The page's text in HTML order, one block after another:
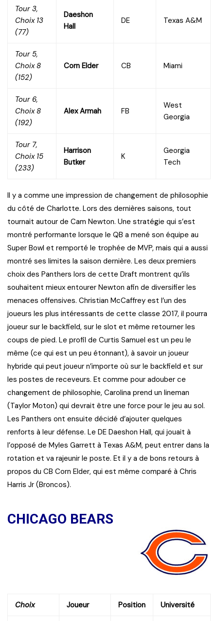
Tour 3,
Choix 13
(77)
Daeshon
Hall
DE Texas A&M
Tour 5,
Choix 8
(152)
Corn Elder CB Miami
Tour 6,
Choix 8
(192)
Alex Armah FB
West
Georgia
Tour 7,
Choix 15
(233)
Harrison
Butker
K
Georgia
Tech
Il y a comme une impression de changement de philosophie
du côté de Charlotte. Lors des dernières saisons, tout
tournait autour de Cam Newton. Une stratégie qui s’est
montré performante lorsque le QB a mené son équipe au
Super Bowl et remporté le trophée de MVP, mais qui a aussi
montré ses limites la saison dernière. Les deux premiers
choix des Panthers lors de cette Draft montrent qu’ils
souhaitent mieux entourer Newton afin de diversifier les
menaces offensives. Christian McCaffrey est l’un des
joueurs les plus intéressants de cette classe 2017, il pourra
joueur sur le backfield, sur le slot et même retourner les
coups de pied. Le profil de Curtis Samuel est un peu le
même (ce qui est un peu étonnant), à savoir un joueur
hybride qui peut joueur n’importe où sur le backfield et sur
les postes de receveurs. Et comme pour adouber ce
changement de philosophie, Carolina prend un lineman
(Taylor Moton) qui devrait être une force pour le jeu au sol.
Les Panthers ont ensuite décidé d’ajouter quelques
renforts à leur défense. Le DE Daeshon Hall, qui jouait à
l’opposé de Myles Garrett à Texas A&M, peut entrer dans la
rotation et va rajeunir le poste. Et il y a de bons retours à
propos du CB Corn Elder, qui est même comparé à Chris
Harris Jr (Broncos).
CHICAGO BEARS
Choix Joueur Position Université